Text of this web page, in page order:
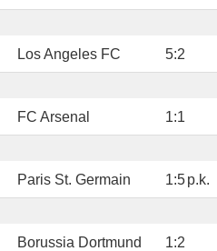
Los Angeles FC 5:2
FC Arsenal 1:1
Paris St. Germain 1:5p.k.
Borussia Dortmund 1:2